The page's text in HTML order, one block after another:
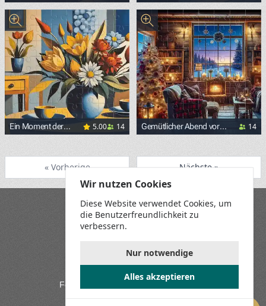
mystischen
Bibliothek
Ein Moment der
Harmonie und Farbe
5.00 14
Gemütlicher Abend vor
Weihnachten
14
« Vorherige Nächste »
Folgen Sie uns in den sozialen Medien:
Blog
Playground
Allgemeine Geschäftsbedingungen
Spielregeln
Kontaktieren Sie uns
Wir nutzen Cookies
Diese Website verwendet Cookies, um
die Benutzerfreundlichkeit zu
verbessern.
Nur notwendige
Alles akzeptieren